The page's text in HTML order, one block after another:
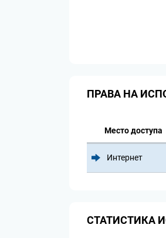
ПРАВА НА
Место доступа
Интернет
СТАТИСТИКА